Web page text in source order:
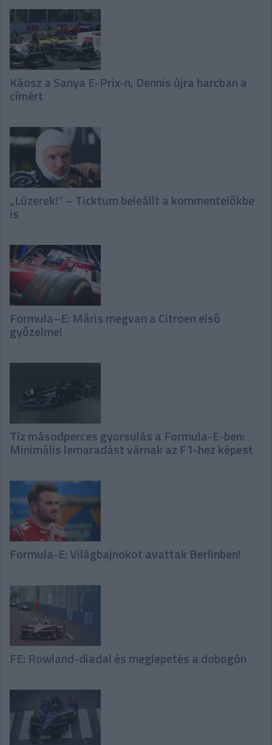
Káosz a Sanya E-Prix-n, Dennis újra harcban a
címért
„Lúzerek!” – Ticktum beleállt a kommentelőkbe
is
Formula–E: Máris megvan a Citroen első
győzelme!
Tíz másodperces gyorsulás a Formula-E-ben:
Minimális lemaradást várnak az F1-hez képest
Formula-E: Világbajnokot avattak Berlinben!
FE: Rowland-diadal és meglepetés a dobogón